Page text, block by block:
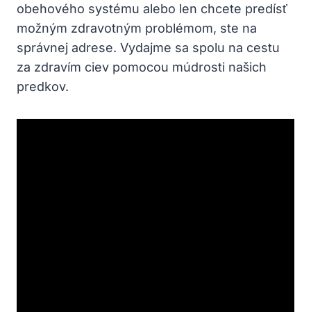
obehového systému alebo len chcete predísť
‍možným zdravotným problémom, ste na
správnej adrese. Vydajme sa spolu ⁣na ‍cestu
za zdravím ciev pomocou múdrosti​ našich
predkov.